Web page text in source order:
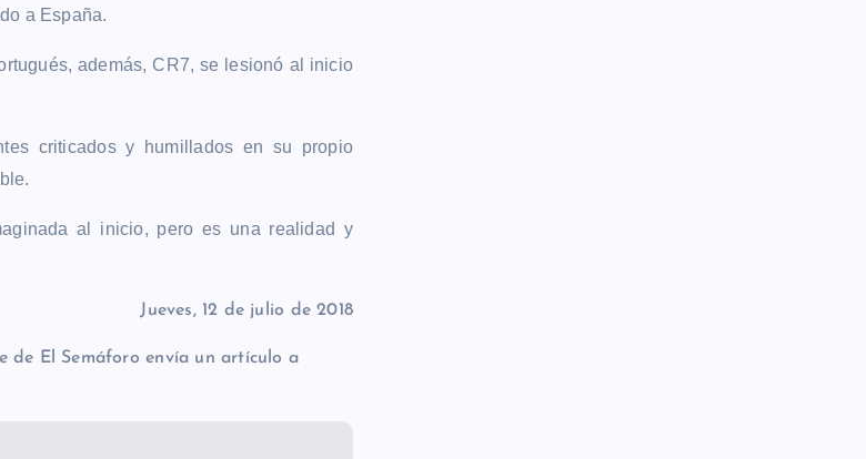
a España.
además, CR7, se lesionó al inicio
criticados y humillados en su propio
al inicio, pero es una realidad y
Jueves, 12 de julio de 2018
de El Semáforo envía un artículo a